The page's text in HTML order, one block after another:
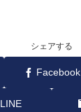
シェアする
Facebook
LINE